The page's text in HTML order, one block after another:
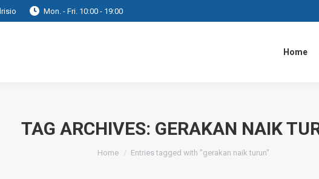
Mon. - Fri. 10:00 - 19:00
Home
TAG ARCHIVES: GERAKAN NAIK
You are here:
Home Entries tagged with "gerakan naik turun"